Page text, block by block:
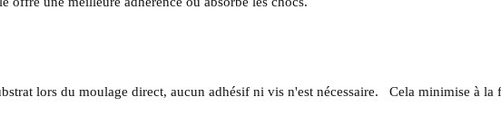
lors du moulage direct, aucun adhésif ni vis n'est nécessaire.
Cela minimise à la